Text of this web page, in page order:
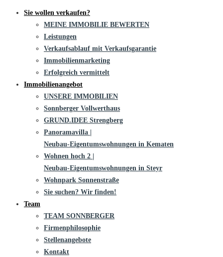
Sie wollen verkaufen?
MEINE IMMOBILIE BEWERTEN
Leistungen
Verkaufsablauf mit Verkaufsgarantie
Immobilienmarketing
Erfolgreich vermittelt
Immobilienangebot
UNSERE IMMOBILIEN
Sonnberger Vollwerthaus
GRUND.IDEE Strengberg
Panoramavilla |
Neubau-Eigentums­­wohnungen in Kematen
Wohnen hoch 2 |
Neubau-Eigentumswohnungen in Steyr
Wohnpark Sonnenstraße
Sie suchen? Wir finden!
Team
TEAM SONNBERGER
Firmenphilosophie
Stellenangebote
Kontakt